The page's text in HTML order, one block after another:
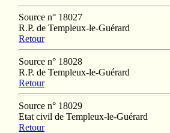
Source n° 18027
R.P. de Templeux-le-Guérard
Retour
Source n° 18028
R.P. de Templeux-le-Guérard
Retour
Source n° 18029
Etat civil de Templeux-le-Guérard
Retour